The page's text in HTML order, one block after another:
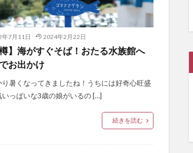
年7月11日 2024年2月22日
樽】海がすぐそば！おたる水族館へ
お出かけ
り暑くなってきましたね！うちには好奇心旺盛
いっぱいな3歳の娘がいるの […]
続きを読む